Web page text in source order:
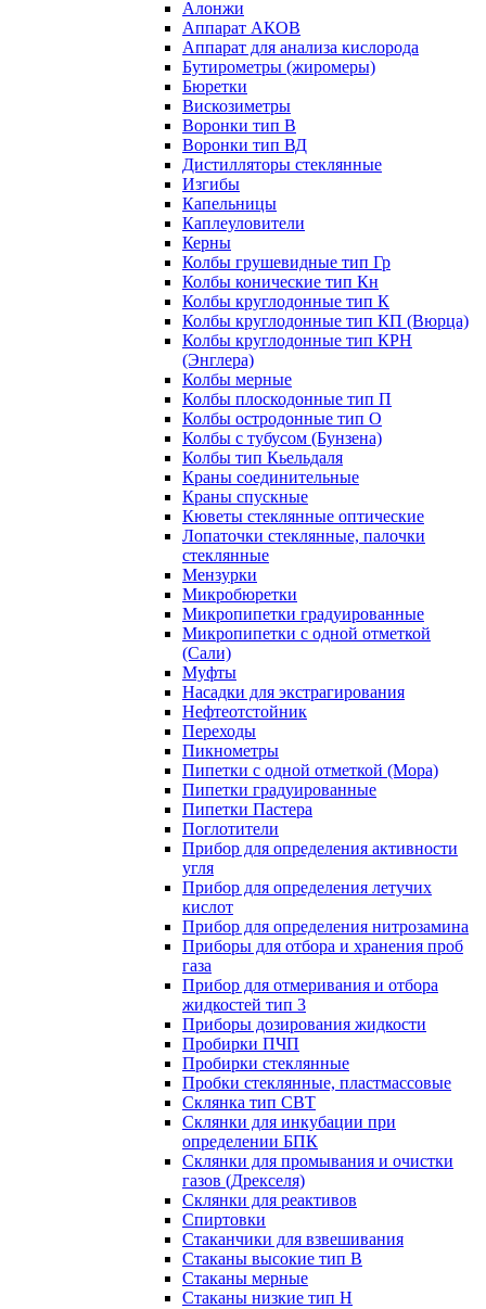
Алонжи
Аппарат АКОВ
Аппарат для анализа кислорода
Бутирометры (жиромеры)
Бюретки
Вискозиметры
Воронки тип В
Воронки тип ВД
Дистилляторы стеклянные
Изгибы
Капельницы
Каплеуловители
Керны
Колбы грушевидные тип Гр
Колбы конические тип Кн
Колбы круглодонные тип К
Колбы круглодонные тип КП (Вюрца)
Колбы круглодонные тип КРН
(Энглера)
Колбы мерные
Колбы плоскодонные тип П
Колбы остродонные тип О
Колбы с тубусом (Бунзена)
Колбы тип Кьельдаля
Краны соединительные
Краны спускные
Кюветы стеклянные оптические
Лопаточки стеклянные, палочки
стеклянные
Мензурки
Микробюретки
Микропипетки градуированные
Микропипетки с одной отметкой
(Сали)
Муфты
Насадки для экстрагирования
Нефтеотстойник
Переходы
Пикнометры
Пипетки с одной отметкой (Мора)
Пипетки градуированные
Пипетки Пастера
Поглотители
Прибор для определения активности
угля
Прибор для определения летучих
кислот
Прибор для определения нитрозамина
Приборы для отбора и хранения проб
газа
Прибор для отмеривания и отбора
жидкостей тип 3
Приборы дозирования жидкости
Пробирки ПЧП
Пробирки стеклянные
Пробки стеклянные, пластмассовые
Склянка тип СВТ
Склянки для инкубации при
определении БПК
Склянки для промывания и очистки
газов (Дрекселя)
Склянки для реактивов
Спиртовки
Стаканчики для взвешивания
Стаканы высокие тип В
Стаканы мерные
Стаканы низкие тип Н